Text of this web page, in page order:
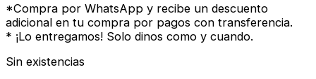
*Compra por WhatsApp y recibe un descuento
adicional en tu compra por pagos con transferencia.
* ¡Lo entregamos! Solo dinos como y cuando.
Sin existencias